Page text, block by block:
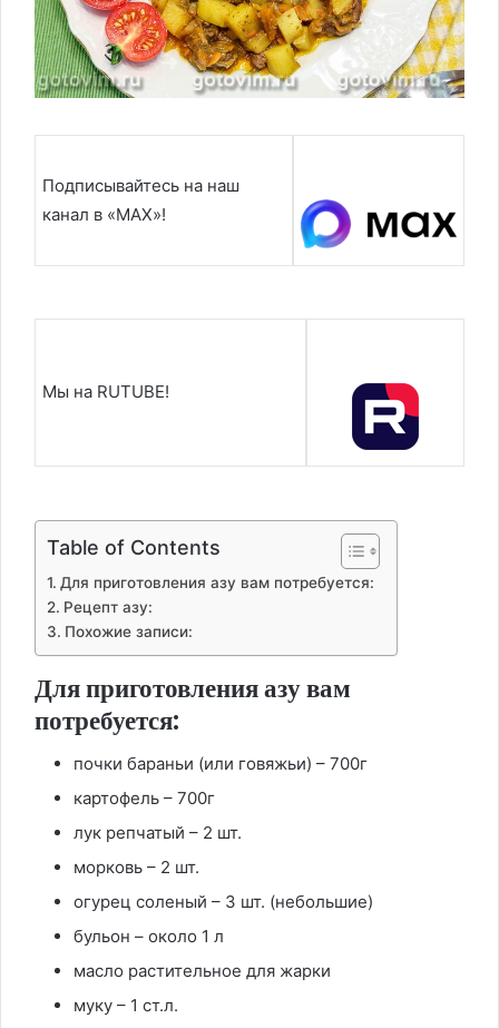
Подписывайтесь на наш
канал в «MAX»!
Мы на RUTUBE!
Table of Contents
Для приготовления азу вам потребуется:
Рецепт азу:
Похожие записи:
Для приготовления азу вам
потребуется:
почки бараньи (или говяжьи) – 700г
картофель – 700г
лук репчатый – 2 шт.
морковь – 2 шт.
огурец соленый – 3 шт. (небольшие)
бульон – около 1 л
масло растительное для жарки
муку – 1 ст.л.